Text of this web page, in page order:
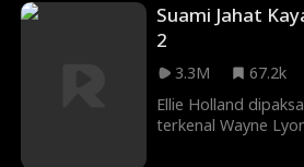
Suami Jahat
2
3.3M
67.2k
Ellie Holland
terkenal Wayne